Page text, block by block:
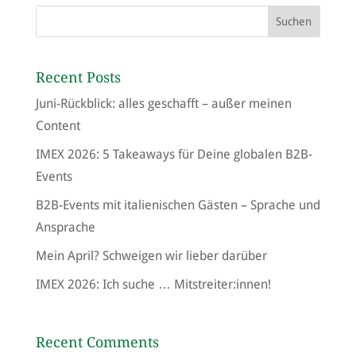
Recent Posts
Juni-Rückblick: alles geschafft – außer meinen
Content
IMEX 2026: 5 Takeaways für Deine globalen B2B-
Events
B2B-Events mit italienischen Gästen – Sprache und
Ansprache
Mein April? Schweigen wir lieber darüber
IMEX 2026: Ich suche … Mitstreiter:innen!
Recent Comments